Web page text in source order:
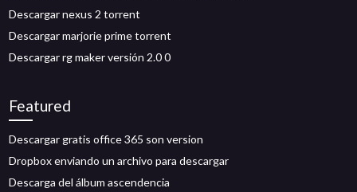
Descargar nexus 2 torrent
Descargar marjorie prime torrent
Descargar rg maker versión 2.0 0
Featured
Descargar gratis office 365 son version
Dropbox enviando un archivo para descargar
Descarga del álbum ascendencia